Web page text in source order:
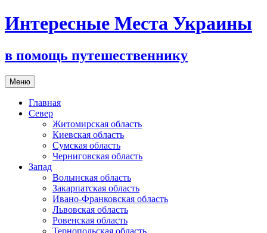
Интересные Места Украины
в помощь путешественнику
Меню Перейти
к
содержимому
Главная
Север
Житомирская область
Киевская область
Сумская область
Черниговская область
Запад
Волынская область
Закарпатская область
Ивано-Франковская область
Львовская область
Ровенская область
Тернопольская область